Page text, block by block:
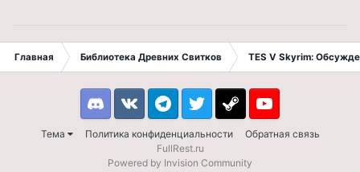
Главная Библиотека Древних Свитков TES V Skyrim:
Тема Политика конфиденциальности Обратная связь
DiscordVK TelegramTwitter Steam Youtube
FullRest.ru
Powered by Invision Community